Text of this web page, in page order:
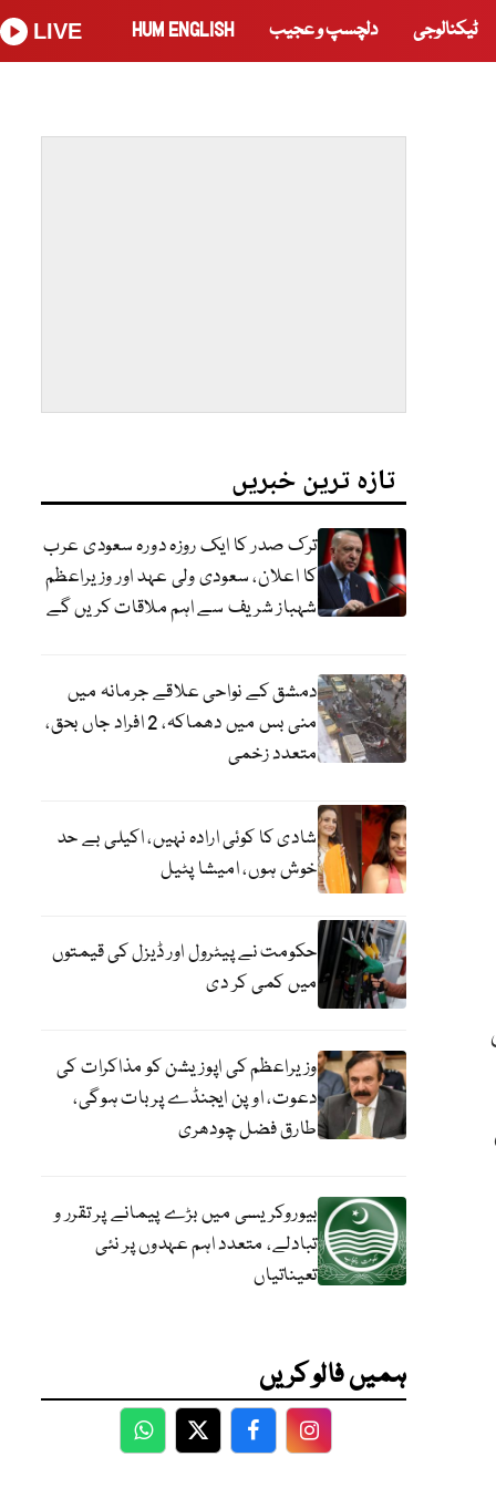
ٹیکنالوجی دلچسپ و عجیب HUM ENGLISH
LIVE
اس
تازہ ترین خبریں
ترک صدر کا ایک روزہ دورہ سعودی عرب
کا اعلان، سعودی ولی عہد اور وزیراعظم
شہباز شریف سے اہم ملاقات کریں گے
دمشق کے نواحی علاقے جرمانہ میں
منی بس میں دھماکہ، 2 افراد جاں بحق،
متعدد زخمی
شادی کا کوئی ارادہ نہیں، اکیلی بے حد
خوش ہوں، امیشا پٹیل
حکومت نے پیٹرول اور ڈیزل کی قیمتوں
میں کمی کر دی
وزیراعظم کی اپوزیشن کو مذاکرات کی
دعوت، اوپن ایجنڈے پر بات ہوگی،
طارق فضل چودھری
بیوروکریسی میں بڑے پیمانے پر تقرر و
تبادلے، متعدد اہم عہدوں پر نئی
تعیناتیاں
ہمیں فالو کریں
WhatsApp
TwitterFacebookFacebook